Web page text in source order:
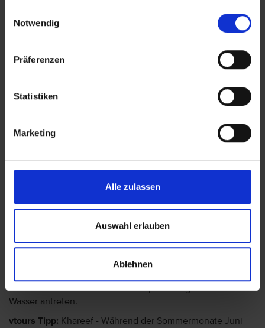
Notwendig
Präferenzen
Statistiken
Marketing
Alle zulassen
Auswahl erlauben
Ablehnen
Strandvergnügen für Groß und Klein im Oman
Wadi Shab. Der Kieselstrand ist der ideale Ausgangspunkt
für entspannte Stunden und bietet die gewünschte Ruhe.
Ras Al Hadd ist bekannt für sein Reservat,
errichtet wurde. Besucher können hier somit nicht nur den
schönen Strand genießen, sondern auch beobachten, wie
Wasserbewohner nach dem Schlüpfen die große Reise zum
Wasser antreten.
vtours Tipp: Khareef - Während der Sommermonate Juni